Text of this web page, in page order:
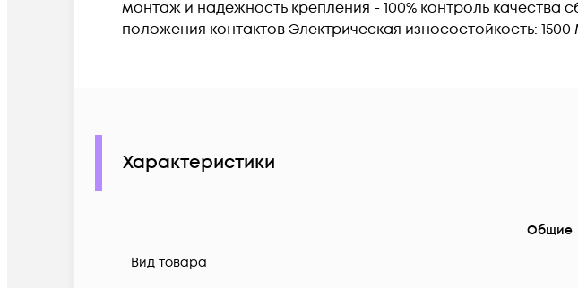
монтаж и надежность крепления - 100% контроль
положения контактов Электрическая износостойкость:
Характеристики
Общие
Вид товара